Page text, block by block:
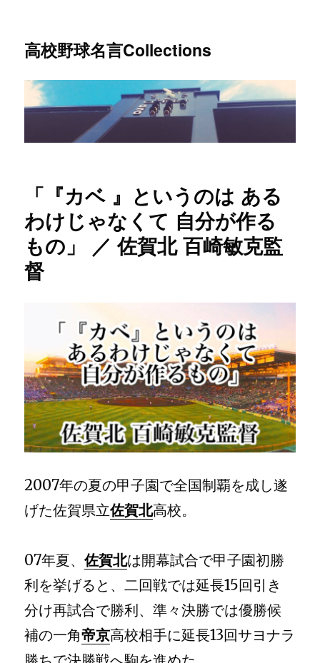
高校野球名言Collections
「『カベ 』というのは ある
わけじゃなくて 自分が作る
もの」 ／ 佐賀北 百崎敏克監
督
2007年の夏の甲子園で全国制覇を成し遂
げた佐賀県立佐賀北高校。
07年夏、佐賀北は開幕試合で甲子園初勝
利を挙げると、二回戦では延長15回引き
分け再試合で勝利、準々決勝では優勝候
補の一角帝京高校相手に延長13回サヨナラ